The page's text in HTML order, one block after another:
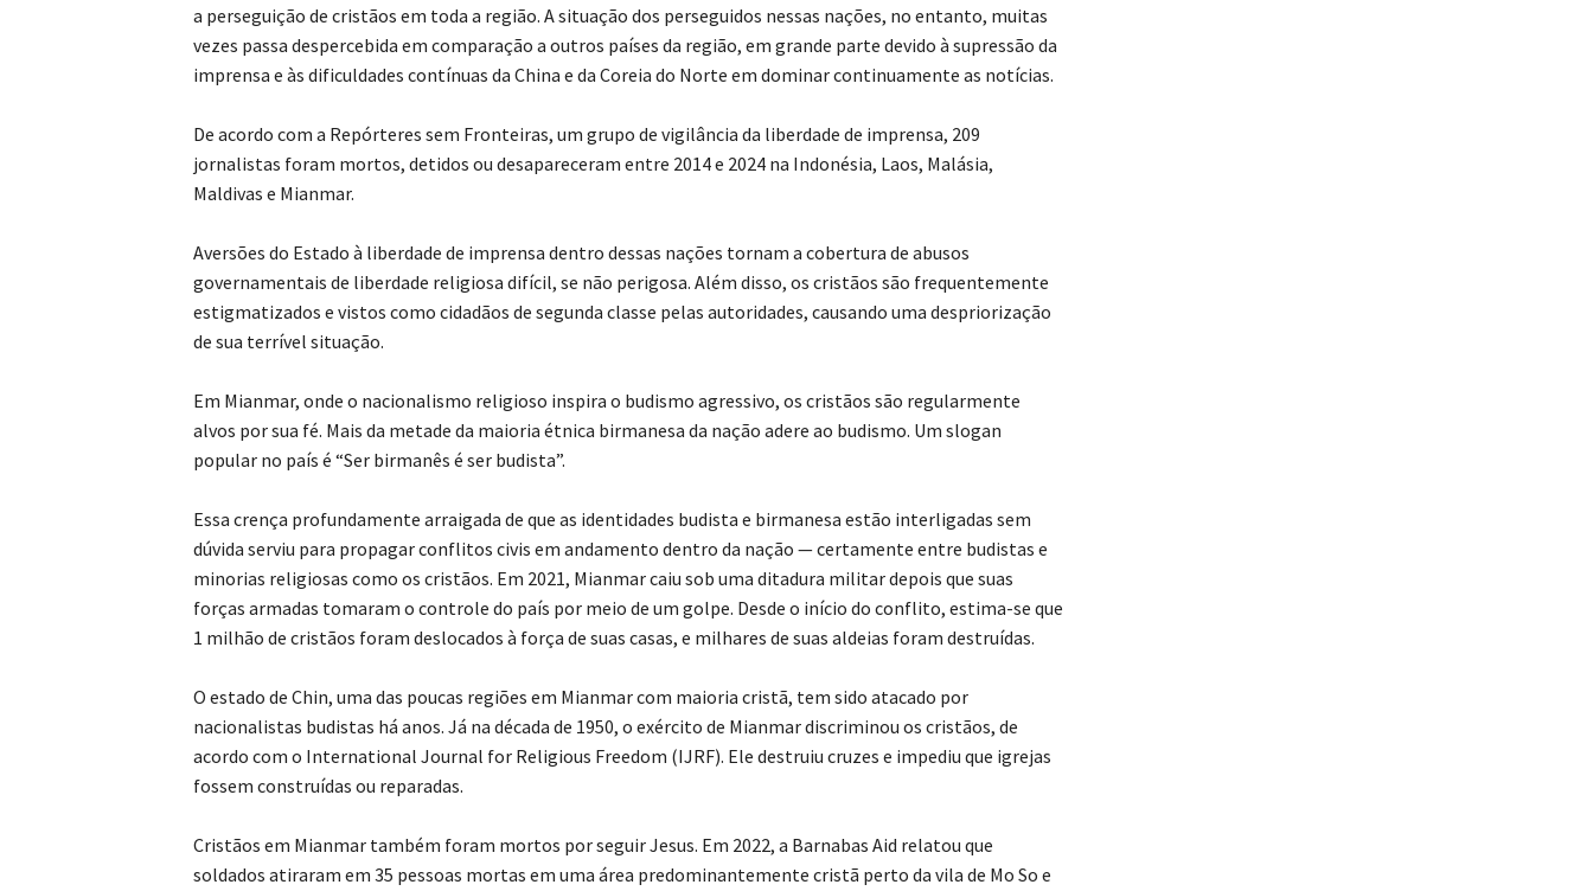
a perseguição de cristãos em toda a região. A situação dos perseguidos nessas nações, no entanto, muitas
vezes passa despercebida em comparação a outros países da região, em grande parte devido à supressão da
imprensa e às dificuldades contínuas da China e da Coreia do Norte em dominar continuamente as notícias.
De acordo com a Repórteres sem Fronteiras, um grupo de vigilância da liberdade de imprensa, 209
jornalistas foram mortos, detidos ou desapareceram entre 2014 e 2024 na Indonésia, Laos, Malásia,
Maldivas e Mianmar.
Aversões do Estado à liberdade de imprensa dentro dessas nações tornam a cobertura de abusos
governamentais de liberdade religiosa difícil, se não perigosa. Além disso, os cristãos são frequentemente
estigmatizados e vistos como cidadãos de segunda classe pelas autoridades, causando uma despriorização
de sua terrível situação.
Em Mianmar, onde o nacionalismo religioso inspira o budismo agressivo, os cristãos são regularmente
alvos por sua fé. Mais da metade da maioria étnica birmanesa da nação adere ao budismo. Um slogan
popular no país é “Ser birmanês é ser budista”.
Essa crença profundamente arraigada de que as identidades budista e birmanesa estão interligadas sem
dúvida serviu para propagar conflitos civis em andamento dentro da nação — certamente entre budistas e
minorias religiosas como os cristãos. Em 2021, Mianmar caiu sob uma ditadura militar depois que suas
forças armadas tomaram o controle do país por meio de um golpe. Desde o início do conflito, estima-se que
1 milhão de cristãos foram deslocados à força de suas casas, e milhares de suas aldeias foram destruídas.
O estado de Chin, uma das poucas regiões em Mianmar com maioria cristã, tem sido atacado por
nacionalistas budistas há anos. Já na década de 1950, o exército de Mianmar discriminou os cristãos, de
acordo com o International Journal for Religious Freedom (IJRF). Ele destruiu cruzes e impediu que igrejas
fossem construídas ou reparadas.
Cristãos em Mianmar também foram mortos por seguir Jesus. Em 2022, a Barnabas Aid relatou que
soldados atiraram em 35 pessoas mortas em uma área predominantemente cristã perto da vila de Mo So e